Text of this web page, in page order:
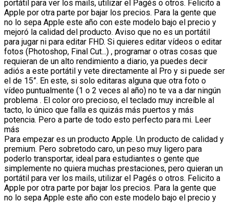
portátil para ver los mails, utilizar el Pagés o otros. Felicito a
Apple por otra parte por bajar los precios. Para la gente que
no lo sepa Apple este año con este modelo bajo el precio y
mejoró la calidad del producto. Aviso que no es un portátil
para jugar ni para editar FHD. Si quieres editar vídeos o editar
fotos (Photoshop, Final Cut...) , programar o otras cosas que
requieran de un alto rendimiento a diario, ya puedes decir
adiós a este portátil y vete directamente al Pro y si puede ser
el de 15”. En este, si solo editaras alguna que otra foto o
vídeo puntualmente (1 o 2 veces al año) no te va a dar ningún
problema . El color oro precioso, el teclado muy increíble al
tacto, lo único que falla es quizás más puertos y más
potencia. Pero a parte de todo esto perfecto para mi. Leer
más
Para empezar es un producto Apple. Un producto de calidad y
premium. Pero sobretodo caro, un peso muy ligero para
poderlo transportar, ideal para estudiantes o gente que
simplemente no quiera muchas prestaciones, pero quieran un
portátil para ver los mails, utilizar el Pagés o otros. Felicito a
Apple por otra parte por bajar los precios. Para la gente que
no lo sepa Apple este año con este modelo bajo el precio y